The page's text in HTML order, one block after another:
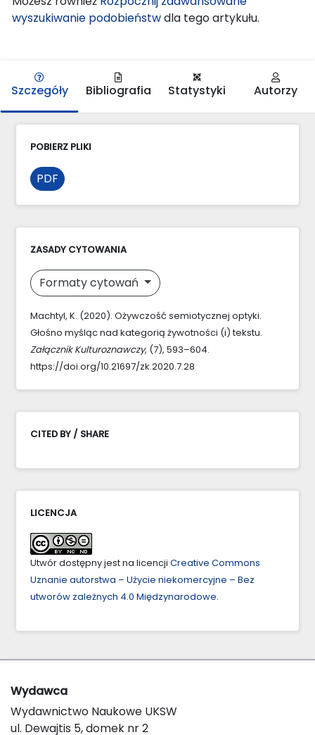
wyszukiwanie podobieństwdla tego artykułu.
Szczegóły Bibliografia Statystyki Autorzy
POBIERZ PLIKI
PDF
ZASADY CYTOWANIA
Formaty cytowań
Machtyl, K. (2020). Ożywczość semiotycznej optyki.
Głośno myśląc nad kategorią żywotności (i) tekstu.
Załącznik Kulturoznawczy, (7), 593–604.
https://doi.org/10.21697/zk.2020.7.28
CITED BY / SHARE
LICENCJA
Utwór dostępny jest na licencji Creative Commons
Uznanie autorstwa – Użycie niekomercyjne – Bez
utworów zależnych 4.0 Międzynarodowe.
Wydawca
Wydawnictwo Naukowe UKSW
ul. Dewajtis 5, domek nr 2